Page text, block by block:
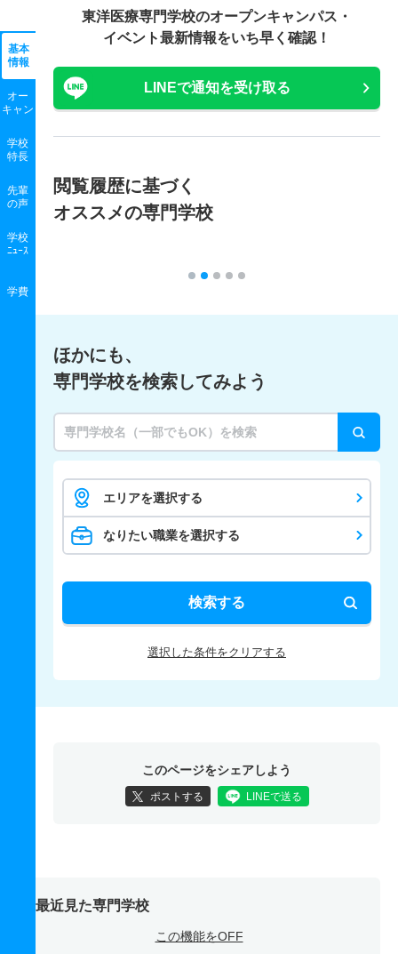
基本
情報
オー
キャン
学校
特長
先輩
の声
学校
ﾆｭｰｽ
学費
東洋医療専門学校のオープンキャンパス・
イベント最新情報をいち早く確認！
LINEで通知を受け取る
閲覧履歴に基づく
オススメの専門学校
ほかにも、
専門学校を検索してみよう
エリアを選択する
なりたい職業を選択する
検索する
選択した条件をクリアする
このページをシェアしよう
ポストする LINEで送る
最近見た専門学校
この機能をOFF